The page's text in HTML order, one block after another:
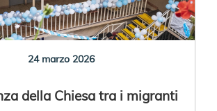
24 marzo 2026
della Chiesa tra i migranti